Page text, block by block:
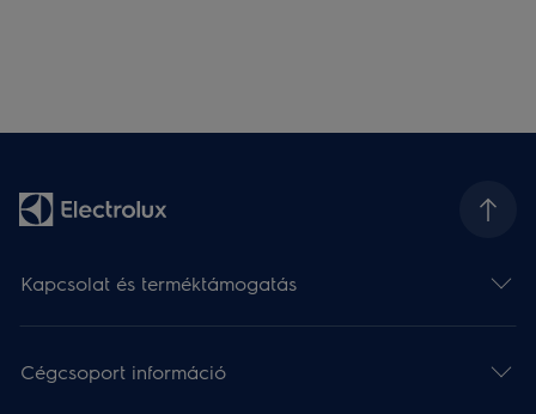
Kapcsolat és terméktámogatás
Cégcsoport információ